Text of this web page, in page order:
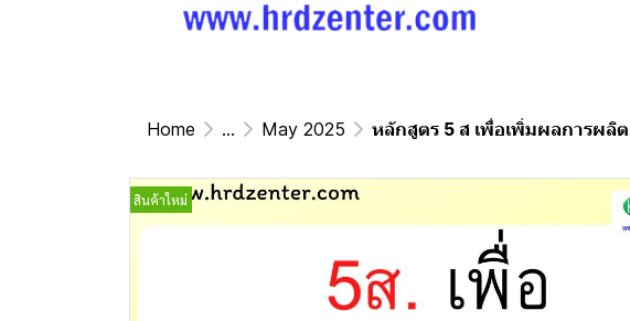
Home ... May 2025 หลักสูตร 5 ส เพื่อเพิ่มผลการผลิ
สินค้าใหม่